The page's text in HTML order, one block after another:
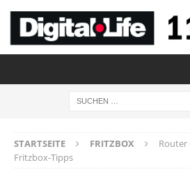
STARTSEITE FRITZBOX
Router
Fritzbox-Tipps